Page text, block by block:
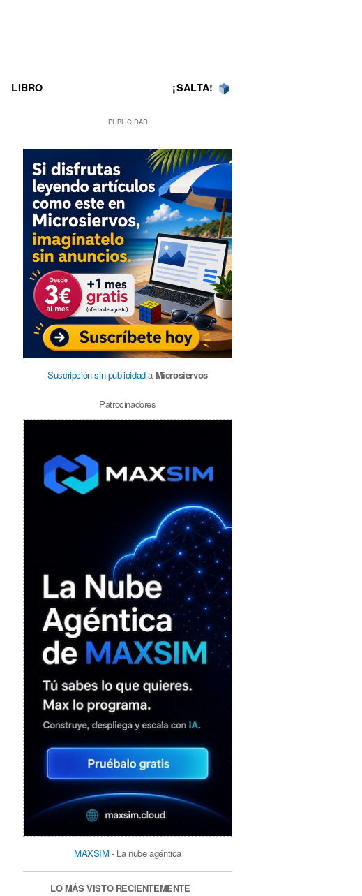
LIBRO ¡SALTA!
PUBLICIDAD
Suscripción sin publicidada Microsiervos
Patrocinadores
MAXSIM - La nube agéntica
LO MÁS VISTO RECIENTEMENTE